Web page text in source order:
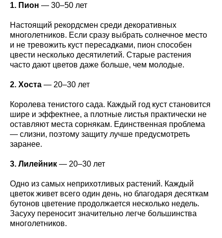
1. Пион — 30–50 лет
Настоящий рекордсмен среди декоративных
многолетников. Если сразу выбрать солнечное место
и не тревожить куст пересадками, пион способен
цвести несколько десятилетий. Старые растения
часто дают цветов даже больше, чем молодые.
2. Хоста — 20–30 лет
Королева тенистого сада. Каждый год куст становится
шире и эффектнее, а плотные листья практически не
оставляют места сорнякам. Единственная проблема
— слизни, поэтому защиту лучше предусмотреть
заранее.
3. Лилейник — 20–30 лет
Одно из самых неприхотливых растений. Каждый
цветок живет всего один день, но благодаря десяткам
бутонов цветение продолжается несколько недель.
Засуху переносит значительно легче большинства
многолетников.